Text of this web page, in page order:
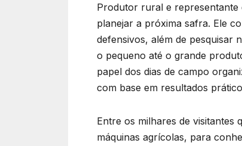
Produtor rural e representante
planejar a próxima safra. Ele
defensivos, além de pesquisar
o pequeno até o grande
papel dos dias de campo
com base em resultados
Entre os milhares de visitantes
máquinas agrícolas, para